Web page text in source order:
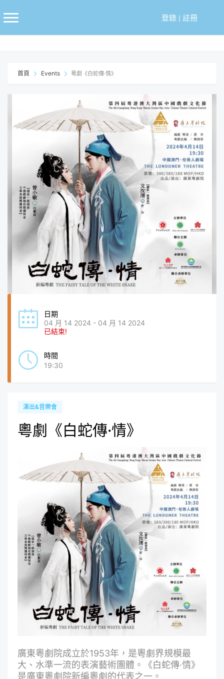
至
登錄| 註冊
首頁 Events 粵劇《白蛇傳·情》
日期
04 月 14 2024 - 04 月 14 2024
已結束!
時間
19:30
演出&音樂會
粵劇《白蛇傳·情》
廣東粵劇院成立於1953年，是粵劇界規模最
大、水準一流的表演藝術團體。《白蛇傳·情》
是廣東粵劇院新編粵劇的代表之一。